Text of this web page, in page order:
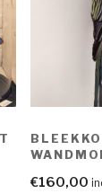
€160,00